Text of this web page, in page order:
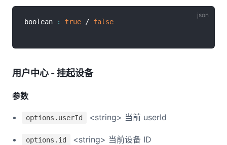
boolean : true / false
用户中心 - 挂起设备
参数
options.userId <string> 当前 userId
options.id <string> 当前设备 ID